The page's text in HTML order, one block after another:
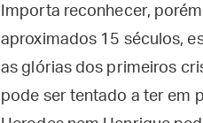
Importa reconhecer,
aproximados 15 séculos,
as glórias dos primeiros
pode ser tentado a ter em